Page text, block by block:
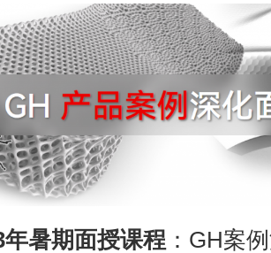
年暑期面授课程 ：GH案